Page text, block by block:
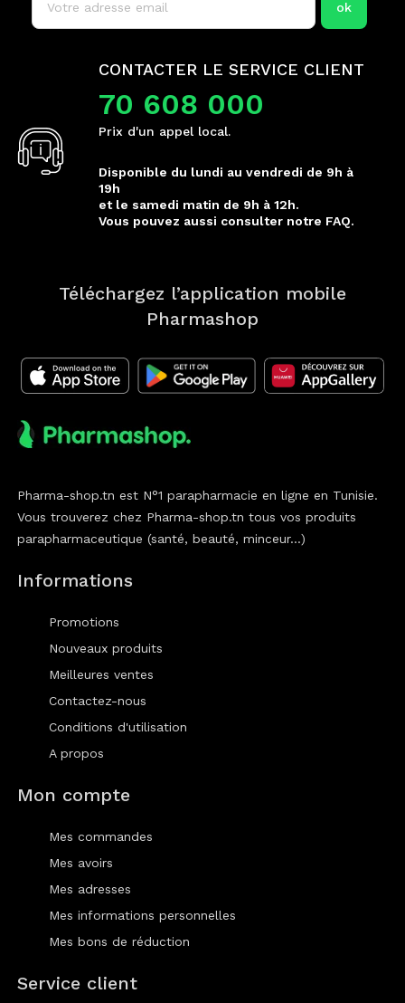
CONTACTER LE SERVICE CLIENT
70 608 000
Prix d'un appel local.
Disponible du lundi au vendredi de 9h à
19h
et le samedi matin de 9h à 12h.
Vous pouvez aussi consulter notre FAQ.
Téléchargez l’application mobile
Pharmashop
Pharma-shop.tn est N°1 parapharmacie en ligne en Tunisie.
Vous trouverez chez Pharma-shop.tn tous vos produits
parapharmaceutique (santé, beauté, minceur...)
Informations
Promotions
Nouveaux produits
Meilleures ventes
Contactez-nous
Conditions d'utilisation
A propos
Mon compte
Mes commandes
Mes avoirs
Mes adresses
Mes informations personnelles
Mes bons de réduction
Service client